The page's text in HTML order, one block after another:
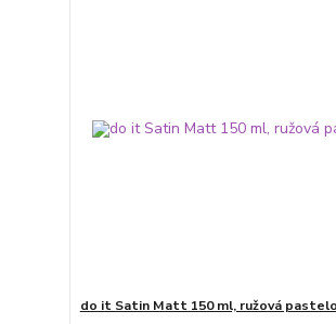
do it Satin Matt 150 ml, ružová